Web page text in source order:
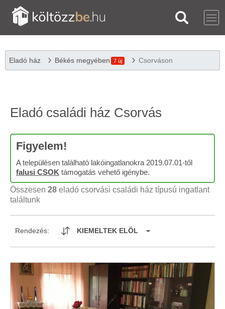
Eladó ház Békés megyében 7 új Csorváson
Eladó családi ház Csorvás
Figyelem!
A településen található lakóingatlanokra 2019.07.01-től
falusi CSOK támogatás vehető igénybe.
Összesen 28 eladó csorvási családi ház típusú ingatlant
találtunk
Rendezés: KIEMELTEK ELÖL